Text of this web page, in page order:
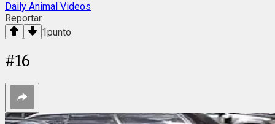
Daily Animal Videos
Reportar
1punto
#16